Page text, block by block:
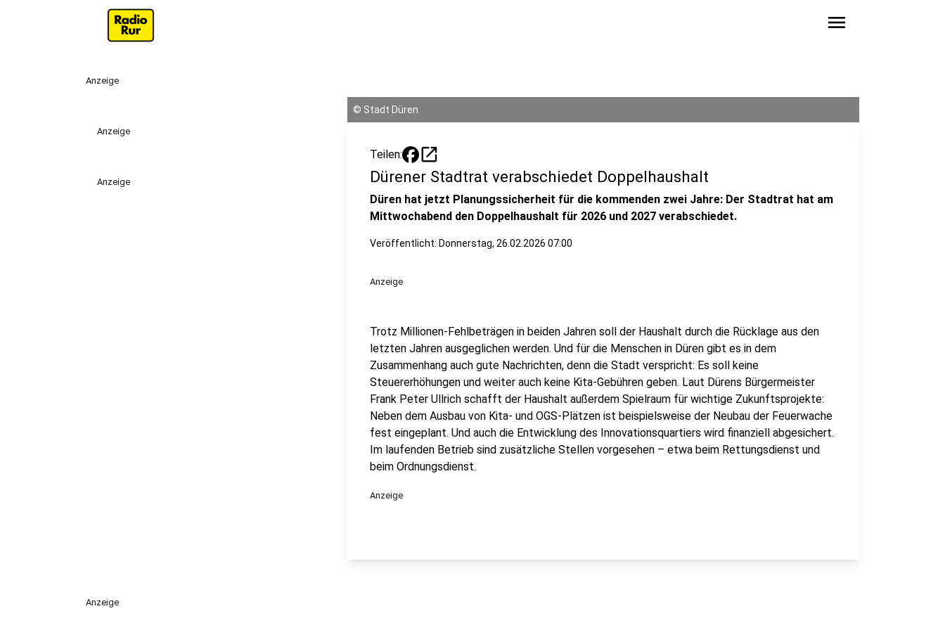
menu
Anzeige
Anzeige
Anzeige
© Stadt Düren
Teilen: open_in_new
Dürener Stadtrat verabschiedet Doppelhaushalt
Düren hat jetzt Planungssicherheit für die kommenden zwei Jahre: Der Stadtrat hat am
Mittwochabend den Doppelhaushalt für 2026 und 2027 verabschiedet.
Veröffentlicht: Donnerstag, 26.02.2026 07:00
Anzeige
Trotz Millionen-Fehlbeträgen in beiden Jahren soll der Haushalt durch die Rücklage aus den
letzten Jahren ausgeglichen werden. Und für die Menschen in Düren gibt es in dem
Zusammenhang auch gute Nachrichten, denn die Stadt verspricht: Es soll keine
Steuererhöhungen und weiter auch keine Kita-Gebühren geben. Laut Dürens Bürgermeister
Frank Peter Ullrich schafft der Haushalt außerdem Spielraum für wichtige Zukunftsprojekte:
Neben dem Ausbau von Kita- und OGS-Plätzen ist beispielsweise der Neubau der Feuerwache
fest eingeplant. Und auch die Entwicklung des Innovationsquartiers wird finanziell abgesichert.
Im laufenden Betrieb sind zusätzliche Stellen vorgesehen – etwa beim Rettungsdienst und
beim Ordnungsdienst.
Anzeige
Anzeige